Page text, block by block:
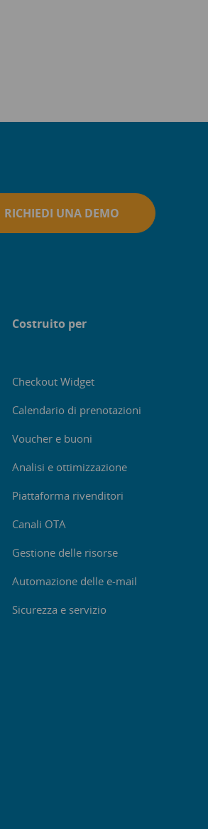
RICHIEDI UNA DEMO
Costruito per
Checkout Widget
Calendario di prenotazioni
Voucher e buoni
Analisi e ottimizzazione
Piattaforma rivenditori
Canali OTA
Gestione delle risorse
Automazione delle e-mail
Sicurezza e servizio